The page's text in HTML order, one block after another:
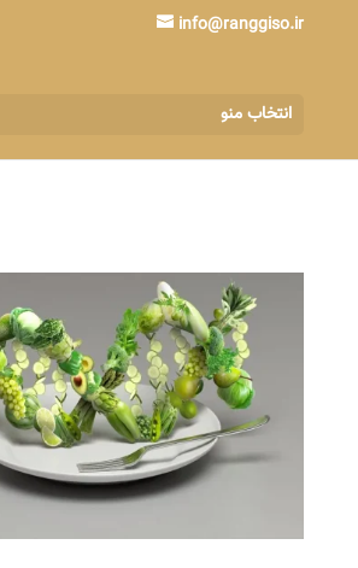
info@ranggiso.ir
انتخاب منو